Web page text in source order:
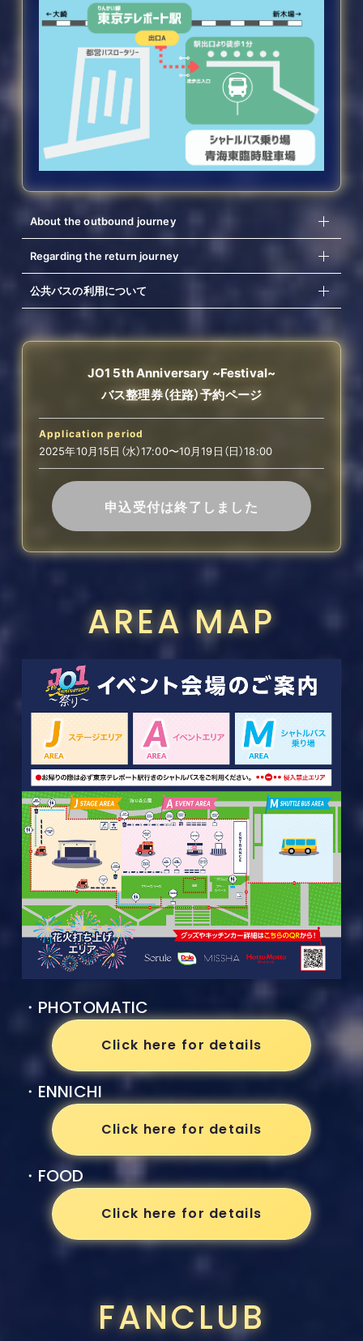
ACCESS
AREA MAP
FANCLUB
ATTENTION
About the outbound journey
Regarding the return journey
公共バスの利用について
JO1 5th Anniversary ~Festival~
バス整理券（往路）予約ページ
Application period
2025年10月15日（水）17:00〜10月19日（日）18:00
申込受付は終了しました
AREA MAP
・PHOTOMATIC
Click here for details
・ENNICHI
Click here for details
・FOOD
Click here for details
FANCLUB